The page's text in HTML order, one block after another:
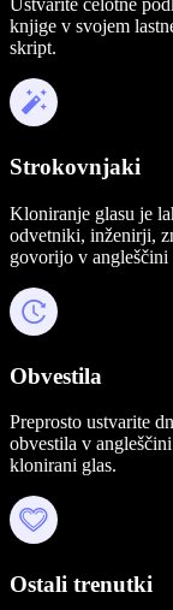
Ustvarite celotne
knjige v svojem
skript.
Strokovnjaki
Kloniranje glasu je
odvetniki, inženirji,
govorijo v angleščini
Obvestila
Preprosto ustvarite
obvestila v
klonirani glas.
Ostali trenutki